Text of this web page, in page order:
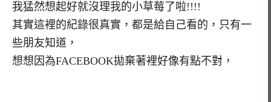
我猛然想起好就沒理我的小草莓了啦!!!!
其實這裡的紀錄很真實，都是給自己看的，只有一
些朋友知道，
想想因為FACEBOOK拋棄著裡好像有點不對，